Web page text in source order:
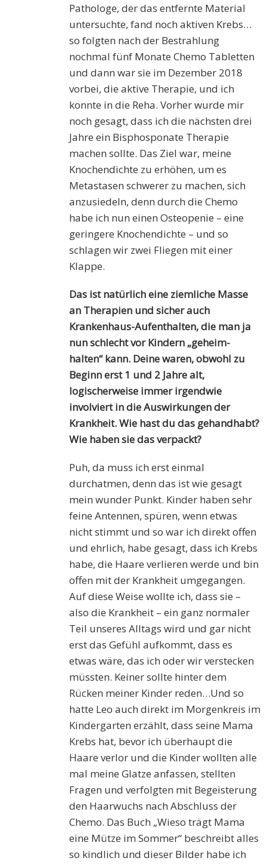
Pathologe, der das entfernte Material
untersuchte, fand noch aktiven Krebs…
so folgten nach der Bestrahlung
nochmal fünf Monate Chemo Tabletten
und dann war sie im Dezember 2018
vorbei, die aktive Therapie, und ich
konnte in die Reha. Vorher wurde mir
noch gesagt, dass ich die nächsten drei
Jahre ein Bisphosponate Therapie
machen sollte. Das Ziel war, meine
Knochendichte zu erhöhen, um es
Metastasen schwerer zu machen, sich
anzusiedeln, denn durch die Chemo
habe ich nun einen Osteopenie – eine
geringere Knochendichte – und so
schlagen wir zwei Fliegen mit einer
Klappe.
Das ist natürlich eine ziemliche Masse
an Therapien und sicher auch
Krankenhaus-Aufenthalten, die man ja
nun schlecht vor Kindern „geheim-
halten“ kann. Deine waren, obwohl zu
Beginn erst 1 und 2 Jahre alt,
logischerweise immer irgendwie
involviert in die Auswirkungen der
Krankheit. Wie hast du das gehandhabt?
Wie haben sie das verpackt?
Puh, da muss ich erst einmal
durchatmen, denn das ist wie gesagt
mein wunder Punkt. Kinder haben sehr
feine Antennen, spüren, wenn etwas
nicht stimmt und so war ich direkt offen
und ehrlich, habe gesagt, dass ich Krebs
habe, die Haare verlieren werde und bin
offen mit der Krankheit umgegangen.
Auf diese Weise wollte ich, dass sie –
also die Krankheit – ein ganz normaler
Teil unseres Alltags wird und gar nicht
erst das Gefühl aufkommt, dass es
etwas wäre, das ich oder wir verstecken
müssten. Keiner sollte hinter dem
Rücken meiner Kinder reden…Und so
hatte Leo auch direkt im Morgenkreis im
Kindergarten erzählt, dass seine Mama
Krebs hat, bevor ich überhaupt die
Haare verlor und die Kinder wollten alle
mal meine Glatze anfassen, stellten
Fragen und verfolgten mit Begeisterung
den Haarwuchs nach Abschluss der
Chemo. Das Buch „Wieso trägt Mama
eine Mütze im Sommer“ beschreibt alles
so kindlich und dieser Bilder habe ich